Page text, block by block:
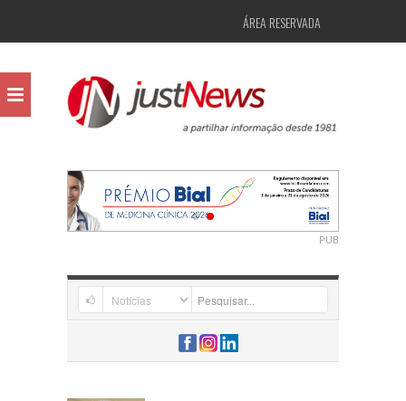
ÁREA RESERVADA
PUB